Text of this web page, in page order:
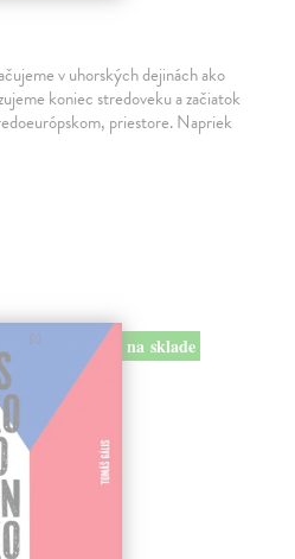
v uhorských dejinách ako
koniec stredoveku a začiatok
priestore. Napriek
na sklade